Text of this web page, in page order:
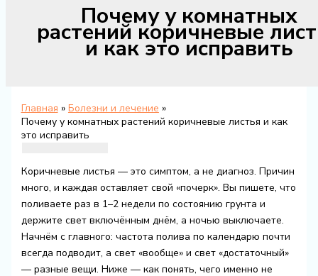
Почему у комнатных
растений коричневые
и как это исправить
Главная
Болезни и лечение
Почему у комнатных растений коричневые листья и как
это исправить
Коричневые листья — это симптом, а не диагноз. Причин
много, и каждая оставляет свой «почерк». Вы пишете, что
поливаете раз в 1–2 недели по состоянию грунта и
держите свет включённым днём, а ночью выключаете.
Начнём с главного: частота полива по календарю почти
всегда подводит, а свет «вообще» и свет «достаточный»
— разные вещи. Ниже — как понять, чего именно не